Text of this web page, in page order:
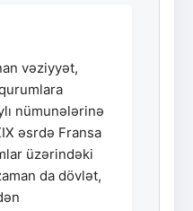
vəziyyət,
nümunələrinə
əsrdə Fransa
üzərindəki
da dövlət,